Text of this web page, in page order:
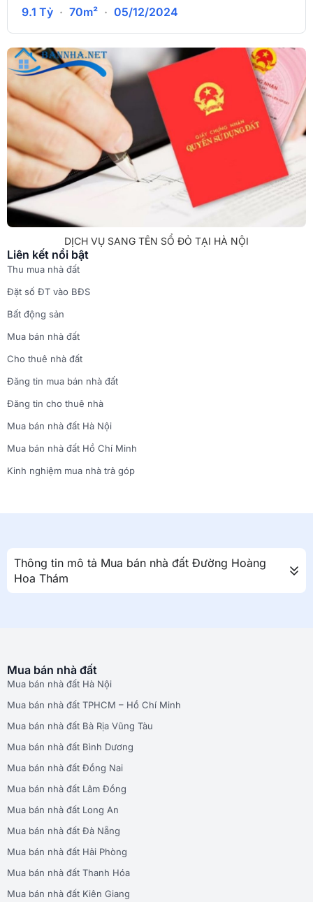
9.1 Tỷ · 70m² · 05/12/2024
DỊCH VỤ SANG TÊN SỔ ĐỎ TẠI HÀ NỘI
Liên kết nổi bật
Thu mua nhà đất
Đặt số ĐT vào BĐS
Bất động sản
Mua bán nhà đất
Cho thuê nhà đất
Đăng tin mua bán nhà đất
Đăng tin cho thuê nhà
Mua bán nhà đất Hà Nội
Mua bán nhà đất Hồ Chí Minh
Kinh nghiệm mua nhà trả góp
Thông tin mô tả Mua bán nhà đất Đường Hoàng
Hoa Thám
Mua bán nhà đất
Mua bán nhà đất Hà Nội
Mua bán nhà đất TPHCM – Hồ Chí Minh
Mua bán nhà đất Bà Rịa Vũng Tàu
Mua bán nhà đất Bình Dương
Mua bán nhà đất Đồng Nai
Mua bán nhà đất Lâm Đồng
Mua bán nhà đất Long An
Mua bán nhà đất Đà Nẵng
Mua bán nhà đất Hải Phòng
Mua bán nhà đất Thanh Hóa
Mua bán nhà đất Kiên Giang